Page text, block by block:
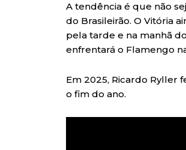
A tendência é que não
do Brasileirão. O Vitória
pela tarde e na manhã
enfrentará o Flamengo
Em 2025, Ricardo Ryller
o fim do ano.